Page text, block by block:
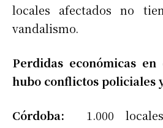
locales afectados no
vandalismo.
Perdidas económicas en
hubo conflictos policiales
Córdoba: 1.000